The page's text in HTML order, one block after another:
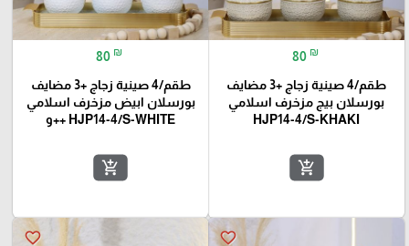
80 ₪
طقم/4 صينية زجاج +3 مضايف
بورسلان بيج مزخرف اسلامي
HJP14-4/S-KHAKI
add_shopping_cart
80 ₪
طقم/4 صينية زجاج +3 مضايف
بورسلان ابيض مزخرف اسلامي
HJP14-4/S-WHITE ++و
add_shopping_cart
favorite_border
favorite_border